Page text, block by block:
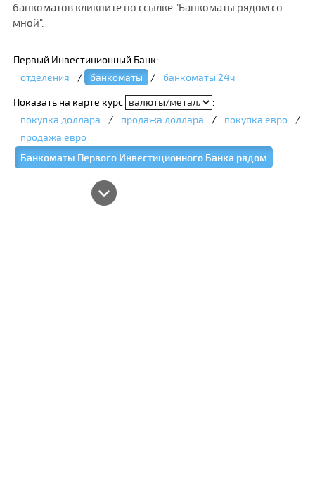
банкоматов кликните по ссылке "Банкоматы рядом со
мной".
Первый Инвестиционный Банк:
отделения
/ банкоматы / банкоматы 24ч
Показать на карте курс
:
покупка доллара
/ продажа доллара / покупка евро
/
продажа евро
Банкоматы Первого Инвестиционного Банка рядом